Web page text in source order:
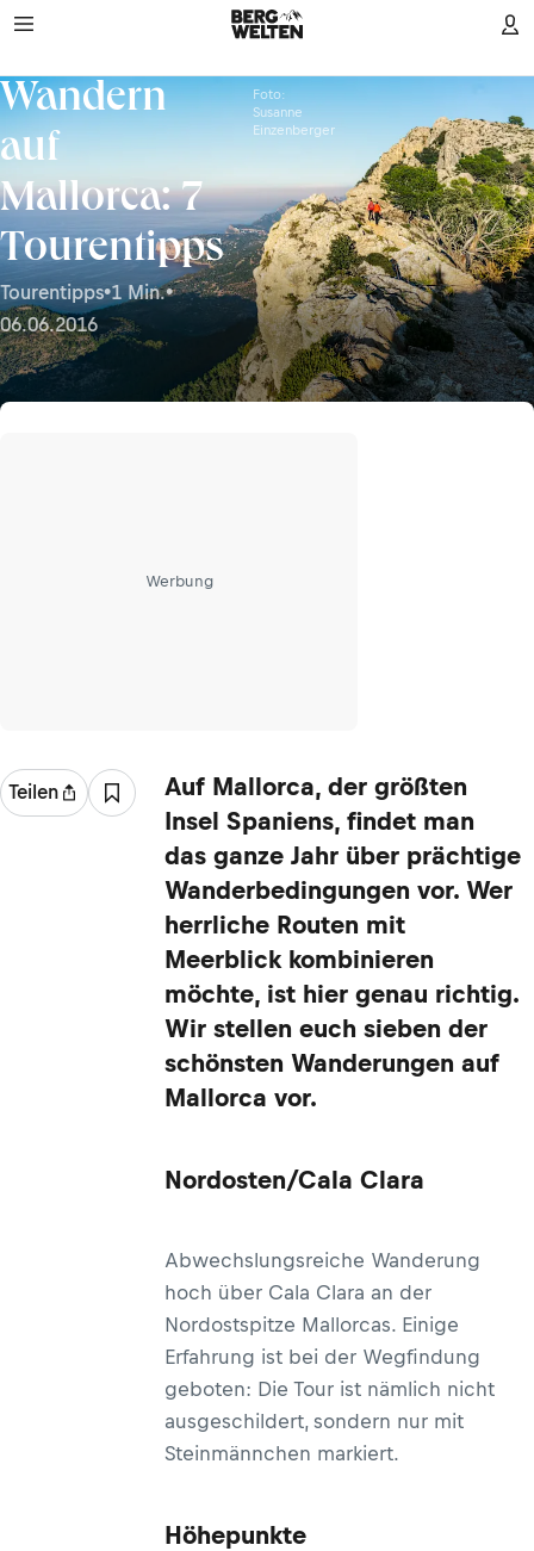
Wandern
auf
Mallorca: 7
Tourentipps
Tourentipps•1 Min.•
06.06.2016
Foto:
Susanne
Einzenberger
Werbung
Teilen
Auf Mallorca, der größten
Insel Spaniens, findet man
das ganze Jahr über prächtige
Wanderbedingungen vor. Wer
herrliche Routen mit
Meerblick kombinieren
möchte, ist hier genau richtig.
Wir stellen euch sieben der
schönsten Wanderungen auf
Mallorca vor.
Nordosten/Cala Clara
Abwechslungsreiche Wanderung
hoch über Cala Clara an der
Nordostspitze Mallorcas. Einige
Erfahrung ist bei der Wegfindung
geboten: Die Tour ist nämlich nicht
ausgeschildert, sondern nur mit
Steinmännchen markiert.
Höhepunkte